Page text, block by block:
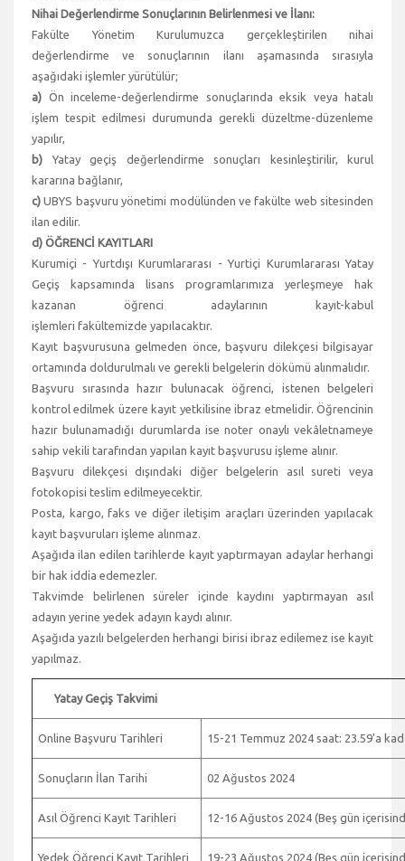
Nihai Değerlendirme Sonuçlarının Belirlenmesi ve İlanı:
Fakülte Yönetim Kurulumuzca gerçekleştirilen nihai
değerlendirme ve sonuçlarının ilanı aşamasında sırasıyla
aşağıdaki işlemler yürütülür;
a) Ön inceleme-değerlendirme sonuçlarında eksik veya hatalı
işlem tespit edilmesi durumunda gerekli düzeltme-düzenleme
yapılır,
b) Yatay geçiş değerlendirme sonuçları kesinleştirilir, kurul
kararına bağlanır,
c) UBYS başvuru yönetimi modülünden ve fakülte web sitesinden
ilan edilir.
d) ÖĞRENCİ KAYITLARI
Kurumiçi - Yurtdışı Kurumlararası - Yurtiçi Kurumlararası Yatay
Geçiş kapsamında lisans programlarımıza yerleşmeye hak
kazanan öğrenci adaylarının kayıt-kabul
işlemleri fakültemizde yapılacaktır.
Kayıt başvurusuna gelmeden önce, başvuru dilekçesi bilgisayar
ortamında doldurulmalı ve gerekli belgelerin dökümü alınmalıdır.
Başvuru sırasında hazır bulunacak öğrenci, istenen belgeleri
kontrol edilmek üzere kayıt yetkilisine ibraz etmelidir. Öğrencinin
hazır bulunamadığı durumlarda ise noter onaylı vekâletnameye
sahip vekili tarafından yapılan kayıt başvurusu işleme alınır.
Başvuru dilekçesi dışındaki diğer belgelerin asıl sureti veya
fotokopisi teslim edilmeyecektir.
Posta, kargo, faks ve diğer iletişim araçları üzerinden yapılacak
kayıt başvuruları işleme alınmaz.
Aşağıda ilan edilen tarihlerde kayıt yaptırmayan adaylar herhangi
bir hak iddia edemezler.
Takvimde belirlenen süreler içinde kaydını yaptırmayan asıl
adayın yerine yedek adayın kaydı alınır.
Aşağıda yazılı belgelerden herhangi birisi ibraz edilemez ise kayıt
yapılmaz.
Yatay Geçiş Takvimi
Online Başvuru Tarihleri 15-21 Temmuz 2024 saat: 23.59'a
Sonuçların İlan Tarihi 02 Ağustos 2024
Asıl Öğrenci Kayıt Tarihleri 12-16 Ağustos 2024 (Beş gün
Yedek Öğrenci Kayıt Tarihleri 19-23 Ağustos 2024 (Beş gün